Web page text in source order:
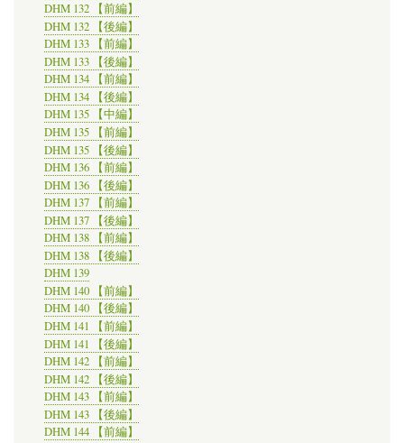
DHM 132 【前編】
DHM 132 【後編】
DHM 133 【前編】
DHM 133 【後編】
DHM 134 【前編】
DHM 134 【後編】
DHM 135 【中編】
DHM 135 【前編】
DHM 135 【後編】
DHM 136 【前編】
DHM 136 【後編】
DHM 137 【前編】
DHM 137 【後編】
DHM 138 【前編】
DHM 138 【後編】
DHM 139
DHM 140 【前編】
DHM 140 【後編】
DHM 141 【前編】
DHM 141 【後編】
DHM 142 【前編】
DHM 142 【後編】
DHM 143 【前編】
DHM 143 【後編】
DHM 144 【前編】